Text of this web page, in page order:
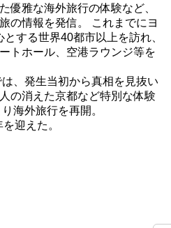
優雅な海外旅行の体験など、
の情報を発信。 これまでにヨ
する世界40都市以上を訪れ、
トホール、空港ラウンジ等を
、発生当初から真相を見抜い
の消えた京都など特別な体験
海外旅行を再開。
迎えた。